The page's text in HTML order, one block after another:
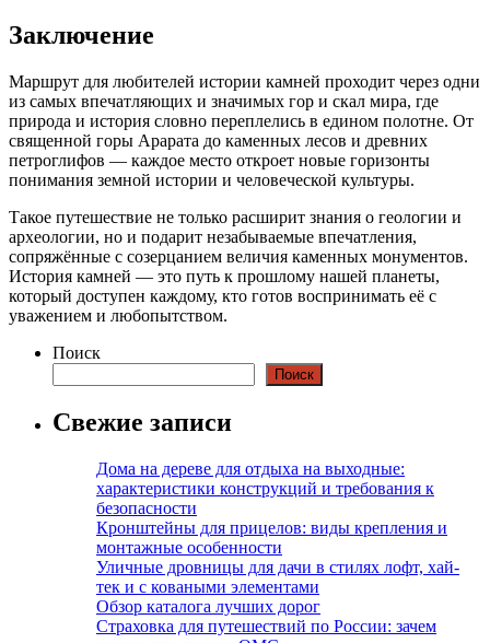
Заключение
Маршрут для любителей истории камней проходит через одни
из самых впечатляющих и значимых гор и скал мира, где
природа и история словно переплелись в едином полотне. От
священной горы Арарата до каменных лесов и древних
петроглифов — каждое место откроет новые горизонты
понимания земной истории и человеческой культуры.
Такое путешествие не только расширит знания о геологии и
археологии, но и подарит незабываемые впечатления,
сопряжённые с созерцанием величия каменных монументов.
История камней — это путь к прошлому нашей планеты,
который доступен каждому, кто готов воспринимать её с
уважением и любопытством.
Поиск
Поиск
Свежие записи
Дома на дереве для отдыха на выходные:
характеристики конструкций и требования к
безопасности
Кронштейны для прицелов: виды крепления и
монтажные особенности
Уличные дровницы для дачи в стилях лофт, хай-
тек и с коваными элементами
Обзор каталога лучших дорог
Страховка для путешествий по России: зачем